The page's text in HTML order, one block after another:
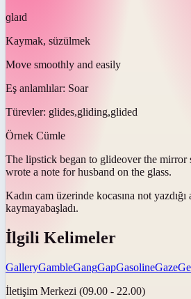
ɡlaɪd
Kaymak, süzülmek
Move smoothly and easily
Eş anlamlılar: Soar
Türevler: glides,gliding,glided
Örnek Cümle
The lipstick began to glideover the mirror
wrote a note for husband on the glass.
Kadın cam üzerinde kocasına not
kaymayabaşladı.
İlgili Kelimeler
GalleryGambleGangGapGasolineGaze
İletişim Merkezi (09.00 - 22.00)